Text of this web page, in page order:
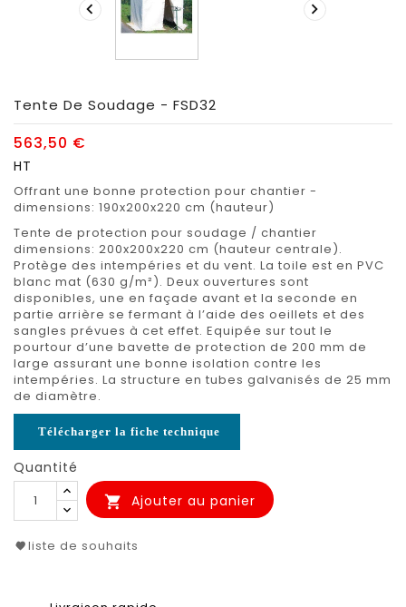
 
Tente De Soudage - FSD32
563,50 €
HT
Offrant une bonne protection pour chantier -
dimensions: 190x200x220 cm (hauteur)
Tente de protection pour soudage / chantier
dimensions: 200x200x220 cm (hauteur centrale).
Protège des intempéries et du vent. La toile est en PVC
blanc mat (630 g/m²). Deux ouvertures sont
disponibles, une en façade avant et la seconde en
partie arrière se fermant à l’aide des oeillets et des
sangles prévues à cet effet. Equipée sur tout le
pourtour d’une bavette de protection de 200 mm de
large assurant une bonne isolation contre les
intempéries. La structure en tubes galvanisés de 25 mm
de diamètre.
Télécharger la fiche technique
Quantité
 Ajouter au panier
liste de souhaits